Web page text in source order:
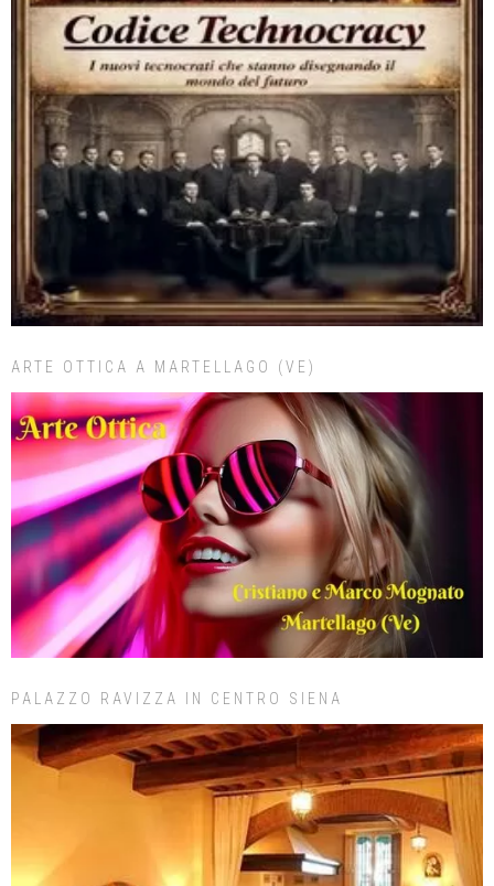
ARTE OTTICA A MARTELLAGO (VE)
PALAZZO RAVIZZA IN CENTRO SIENA